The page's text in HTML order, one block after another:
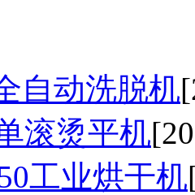
自动洗脱机
滚烫平机
工业烘干机